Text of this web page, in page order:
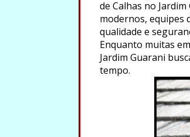
de Calhas no
modernos, equipes
qualidade e
Enquanto muitas
Jardim Guarani
tempo.